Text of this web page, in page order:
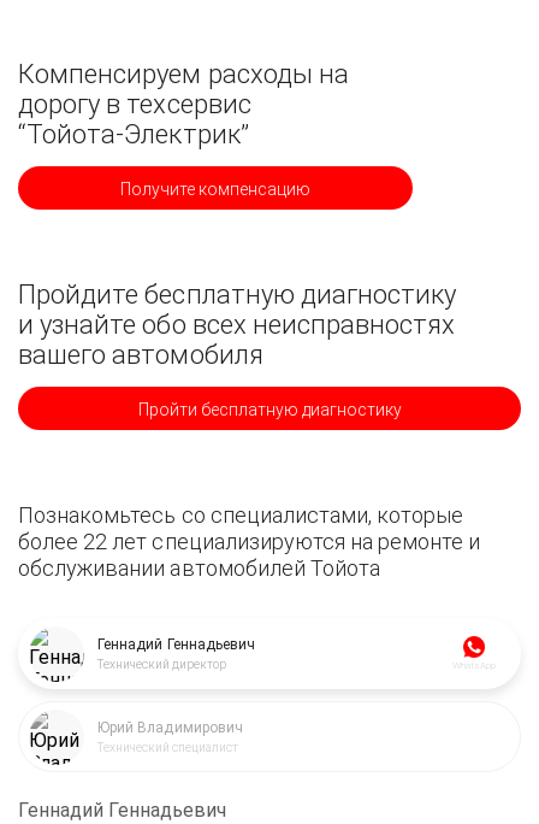
Компенсируем расходы на
дорогу в техсервис
“Тойота-Электрик”
Получите компенсацию
Пройдите бесплатную диагностику
и узнайте обо всех неисправностях
вашего автомобиля
Пройти бесплатную диагностику
Познакомьтесь со специалистами, которые
более 22 лет специализируются на ремонте и
обслуживании автомобилей Тойота
Геннадий Геннадьевич
Технический директор WhatsApp
Юрий Владимирович
Технический специалист
Геннадий Геннадьевич